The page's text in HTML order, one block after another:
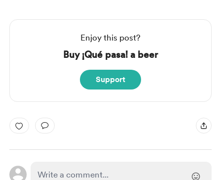
Enjoy this post?
Buy ¡Qué pasa! a beer
Support